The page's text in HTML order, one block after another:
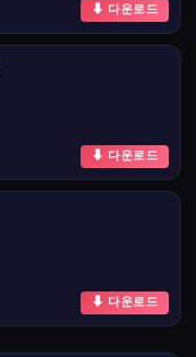
⬇ 다운로드
⬇ 다운로드
⬇ 다운로드